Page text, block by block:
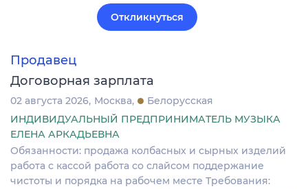
Откликнуться
Продавец
Договорная зарплата
02 августа 2026 Москва
Белорусская
ИНДИВИДУАЛЬНЫЙ ПРЕДПРИНИМАТЕЛЬ МУЗЫКА
ЕЛЕНА АРКАДЬЕВНА
Обязанности: продажа колбасных и сырных изделий
работа с кассой работа со слайсом поддержание
чистоты и порядка на рабочем месте Требования: